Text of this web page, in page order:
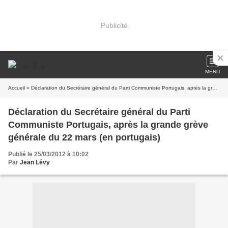
Publicité
MENU
Accueil » Déclaration du Secrétaire général du Parti Communiste Portugais, après la grande grève générale du 22 mars (en portugais)
Déclaration du Secrétaire général du Parti
Communiste Portugais, après la grande grève
générale du 22 mars (en portugais)
Publié le 25/03/2012 à 10:02
Par Jean Lévy